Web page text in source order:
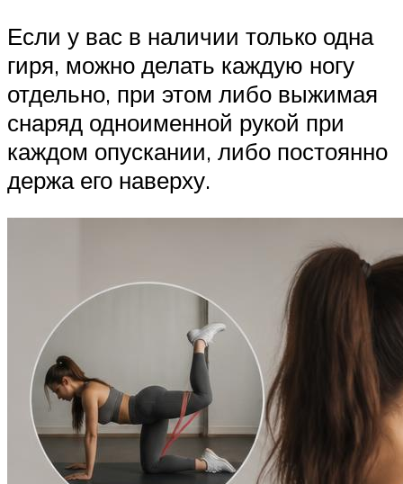
Если у вас в наличии только одна
гиря, можно делать каждую ногу
отдельно, при этом либо выжимая
снаряд одноименной рукой при
каждом опускании, либо постоянно
держа его наверху.